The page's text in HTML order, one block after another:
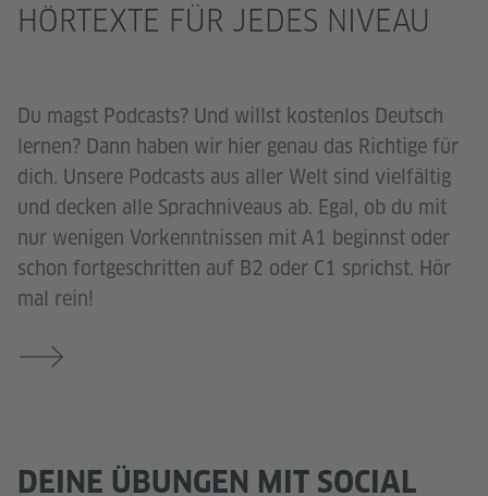
HÖRTEXTE FÜR JEDES NIVEAU
Du magst Podcasts? Und willst kostenlos Deutsch
lernen? Dann haben wir hier genau das Richtige für
dich. Unsere Podcasts aus aller Welt sind vielfältig
und decken alle Sprachniveaus ab. Egal, ob du mit
nur wenigen Vorkenntnissen mit A1 beginnst oder
schon fortgeschritten auf B2 oder C1 sprichst. Hör
mal rein!
DEINE ÜBUNGEN MIT SOCIAL